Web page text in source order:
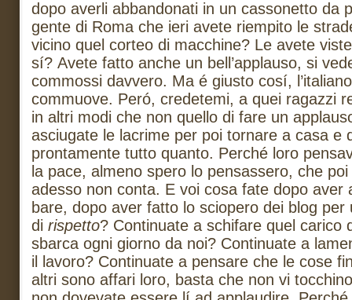
dopo averli abbandonati in un cassonetto da
gente di Roma che ieri avete riempito le
vicino quel corteo di macchine? Le avete
sí? Avete fatto anche un bell’applauso, si
commossi davvero. Ma é giusto cosí,
commuove. Peró, credetemi, a quei ragazzi
in altri modi che non quello di fare un
asciugate le lacrime per poi tornare a casa e
prontamente tutto quanto. Perché loro
la pace, almeno spero lo pensassero, che
adesso non conta. E voi cosa fate dopo aver
bare, dopo aver fatto lo sciopero dei blog per
di rispetto? Continuate a schifare quel carico
sbarca ogni giorno da noi? Continuate a
il lavoro? Continuate a pensare che le cose
altri sono affari loro, basta che non vi